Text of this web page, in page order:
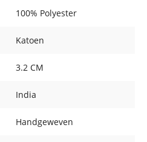
100% Polyester
Katoen
3.2 CM
India
Handgeweven